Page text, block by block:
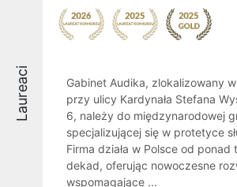
Laureaci
Gabinet Audika, zlokalizowany
przy ulicy Kardynała Stefana
6, należy do międzynarodowej
specjalizującej się w protetyce
Firma działa w Polsce od ponad
dekad, oferując nowoczesne
wspomagające ...